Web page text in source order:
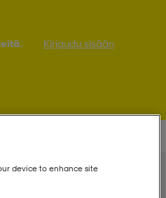
Kirjaudu sisään
device to enhance site